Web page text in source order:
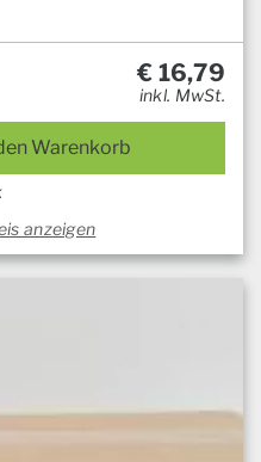
€ 16,79
inkl. MwSt.
Warenkorb
anzeigen